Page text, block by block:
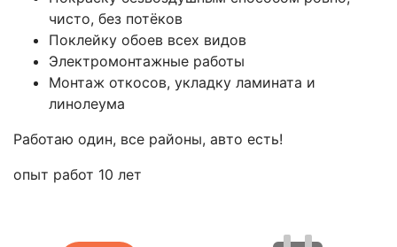
чисто, без потёков
Поклейку обоев всех видов
Электромонтажные работы
Монтаж откосов, укладку ламината и
линолеума
Работаю один, все районы, авто есть!
опыт работ 10 лет